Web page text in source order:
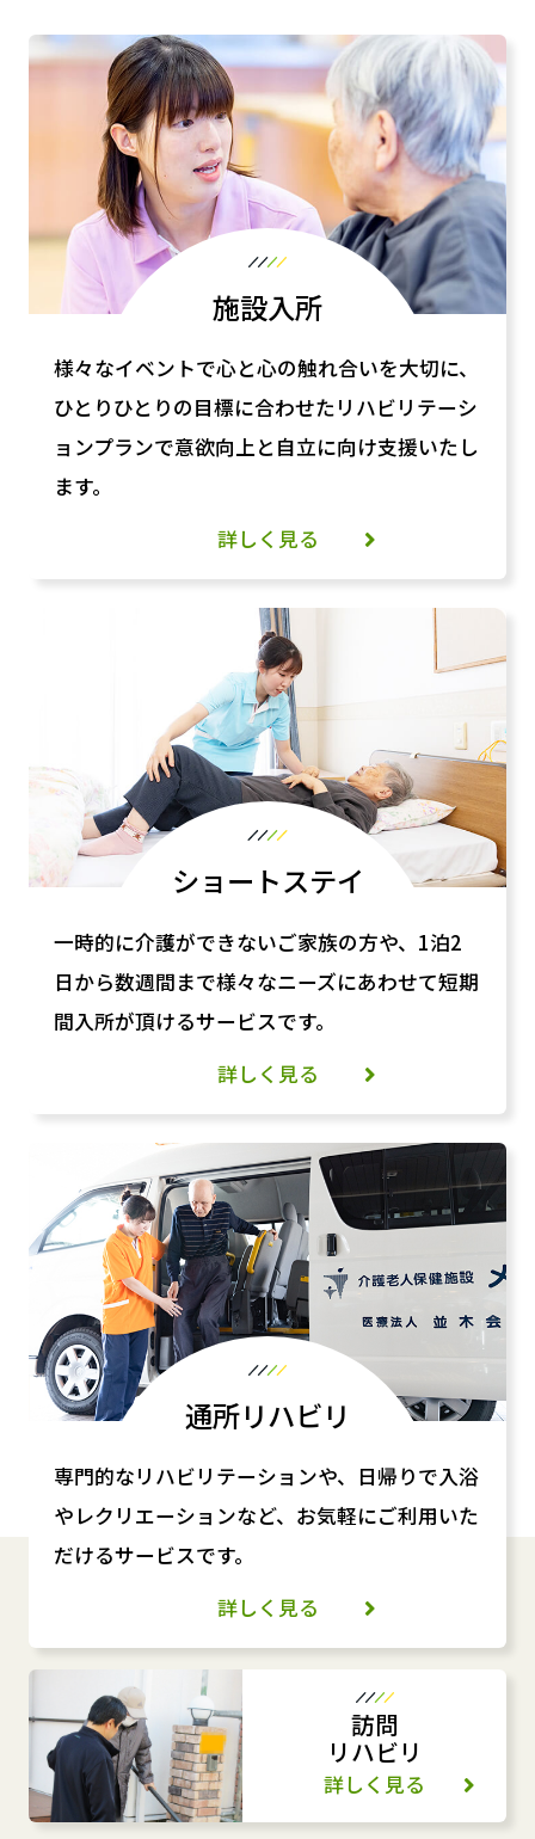
施設入所
様々なイベントで心と心の触れ合いを大切に、
ひとりひとりの目標に合わせたリハビリテーシ
ョンプランで意欲向上と自立に向け支援いたし
ます。
詳しく見る
ショートステイ
一時的に介護ができないご家族の方や、1泊2
日から数週間まで様々なニーズにあわせて短期
間入所が頂けるサービスです。
詳しく見る
通所リハビリ
専門的なリハビリテーションや、日帰りで入浴
やレクリエーションなど、お気軽にご利用いた
だけるサービスです。
詳しく見る
訪問
リハビリ
詳しく見る